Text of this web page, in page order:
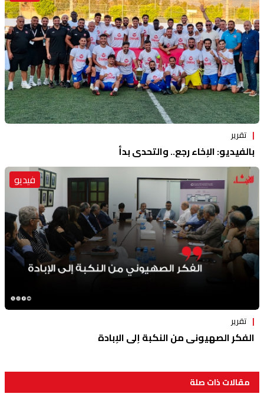
تقرير
بالفيديو: الإخاء رجع.. والتحدي بدأ
فيديو
تقرير
الفكر الصهيوني من النكبة إلى الإبادة
مقالات ذات صلة